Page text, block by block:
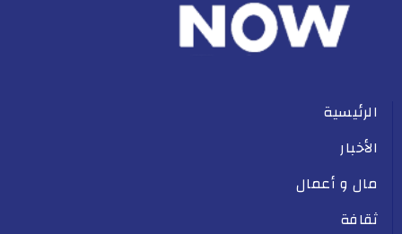
الرئيسية
الأخبار
مال و أعمال
ثقافة